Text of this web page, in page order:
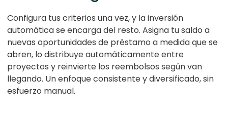
Configura tus criterios una vez, y la inversión
automática se encarga del resto. Asigna tu saldo a
nuevas oportunidades de préstamo a medida que se
abren, lo distribuye automáticamente entre
proyectos y reinvierte los reembolsos según van
llegando. Un enfoque consistente y diversificado, sin
esfuerzo manual.